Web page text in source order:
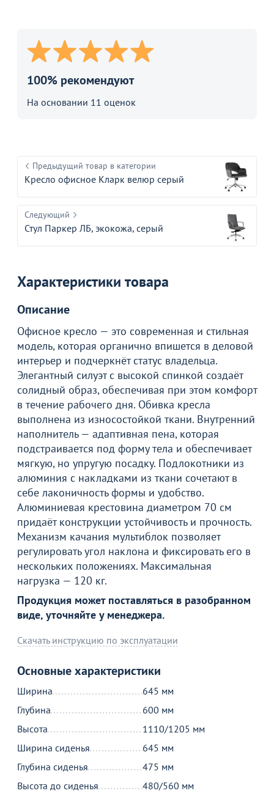
100% рекомендуют
На основании 11 оценок
Предыдущий товар в категории
Кресло офисное Кларк велюр серый
Следующий
Стул Паркер ЛБ, экокожа, серый
Характеристики товара
Описание
Офисное кресло — это современная и стильная
модель, которая органично впишется в деловой
интерьер и подчеркнёт статус владельца.
Элегантный силуэт с высокой спинкой создаёт
солидный образ, обеспечивая при этом комфорт
в течение рабочего дня. Обивка кресла
выполнена из износостойкой ткани. Внутренний
наполнитель — адаптивная пена, которая
подстраивается под форму тела и обеспечивает
мягкую, но упругую посадку. Подлокотники из
алюминия с накладками из ткани сочетают в
себе лаконичность формы и удобство.
Алюминиевая крестовина диаметром 70 см
придаёт конструкции устойчивость и прочность.
Механизм качания мультиблок позволяет
регулировать угол наклона и фиксировать его в
нескольких положениях. Максимальная
нагрузка — 120 кг.
Продукция может поставляться в разобранном
виде, уточняйте у менеджера.
Скачать инструкцию по эксплуатации
Основные характеристики
Ширина
645 мм
Глубина
600 мм
Высота
1110/1205 мм
Ширина сиденья
645 мм
Глубина сиденья
475 мм
Высота до сиденья
480/560 мм
Товар в корзине
Стул Паркер ЛБ, экокожа, черный
36 290 ₽
Продолжить покупки
С этим товаром покупают